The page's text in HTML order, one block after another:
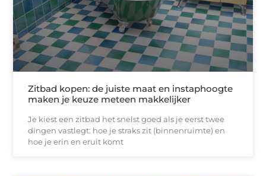
Zitbad kopen: de juiste maat en instaphoogte
maken je keuze meteen makkelijker
Je kiest een zitbad het snelst goed als je eerst twee
dingen vastlegt: hoe je straks zit (binnenruimte) en
hoe je erin en eruit komt